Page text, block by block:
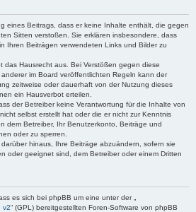
eines Beitrags, dass er keine Inhalte enthält, die gegen
Sitten verstoßen. Sie erklären insbesondere, dass
Ihren Beiträgen verwendeten Links und Bilder zu
das Hausrecht aus. Bei Verstößen gegen diese
im Board veröffentlichten Regeln kann der
zeitweise oder dauerhaft von der Nutzung dieses
ein Hausverbot erteilen.
der Betreiber keine Verantwortung für die Inhalte von
selbst erstellt hat oder die er nicht zur Kenntnis
dem Betreiber, Ihr Benutzerkonto, Beiträge und
oder zu sperren.
hinaus, Ihre Beiträge abzuändern, sofern sie
oder geeignet sind, dem Betreiber oder einem Dritten
es sich bei phpBB um eine unter der „
v2“ (GPL) bereitgestellten Foren-Software von phpBB